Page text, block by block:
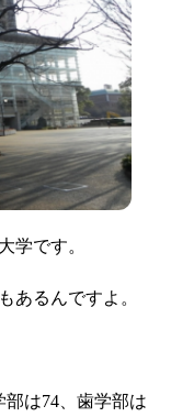
学です。
あるんですよ。
は74、歯学部は